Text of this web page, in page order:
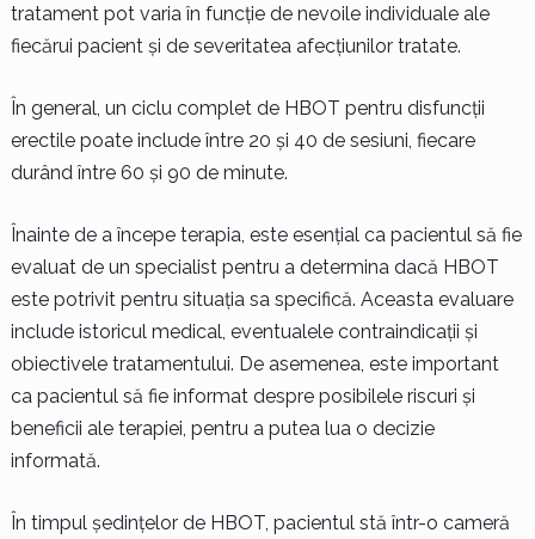
tratament pot varia în funcție de nevoile individuale ale
fiecărui pacient și de severitatea afecțiunilor tratate.
În general, un ciclu complet de HBOT pentru disfuncții
erectile poate include între 20 și 40 de sesiuni, fiecare
durând între 60 și 90 de minute.
Înainte de a începe terapia, este esențial ca pacientul să fie
evaluat de un specialist pentru a determina dacă HBOT
este potrivit pentru situația sa specifică. Aceasta evaluare
include istoricul medical, eventualele contraindicații și
obiectivele tratamentului. De asemenea, este important
ca pacientul să fie informat despre posibilele riscuri și
beneficii ale terapiei, pentru a putea lua o decizie
informată.
În timpul ședințelor de HBOT, pacientul stă într-o cameră